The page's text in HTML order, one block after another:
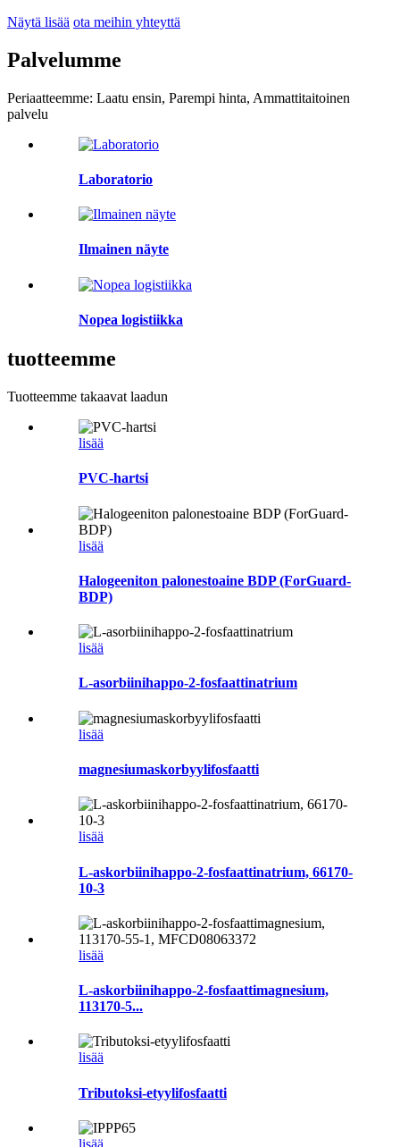
Näytä lisää ota meihin yhteyttä
Palvelumme
Periaatteemme: Laatu ensin, Parempi hinta, Ammattitaitoinen
palvelu
Laboratorio
Ilmainen näyte
Nopea logistiikka
tuotteemme
Tuotteemme takaavat laadun
lisää
PVC-hartsi
lisää
Halogeeniton palonestoaine BDP (ForGuard-
BDP)
lisää
L-asorbiinihappo-2-fosfaattinatrium
lisää
magnesiumaskorbyylifosfaatti
lisää
L-askorbiinihappo-2-fosfaattinatrium, 66170-
10-3
lisää
L-askorbiinihappo-2-fosfaattimagnesium,
113170-5...
lisää
Tributoksi-etyylifosfaatti
lisää